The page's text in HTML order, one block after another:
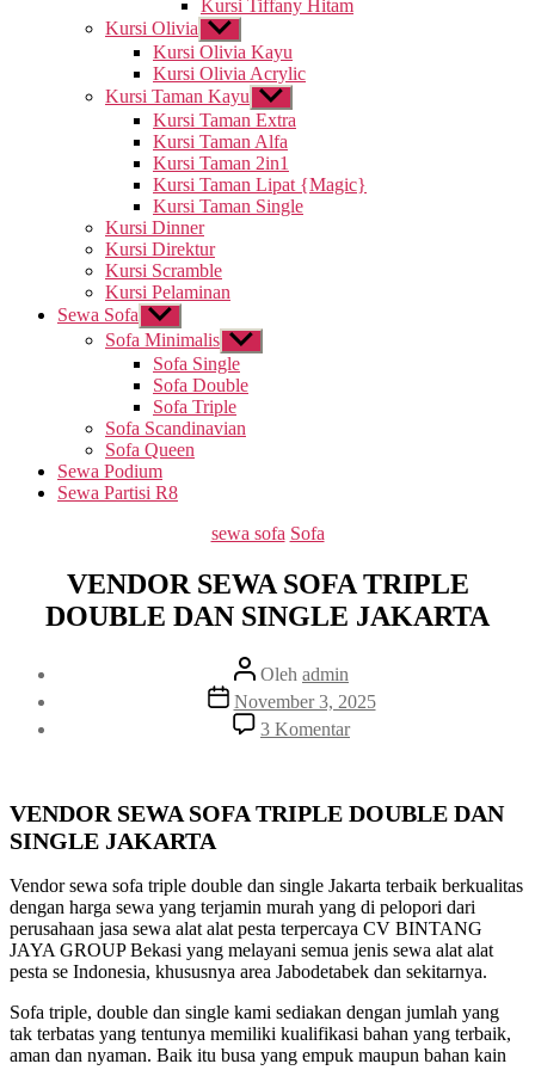
Kursi Tiffany Hitam
Kursi Olivia Tampilkan
sub
menu
Kursi Olivia Kayu
Kursi Olivia Acrylic
Kursi Taman Kayu Tampilkan
sub
menu
Kursi Taman Extra
Kursi Taman Alfa
Kursi Taman 2in1
Kursi Taman Lipat {Magic}
Kursi Taman Single
Kursi Dinner
Kursi Direktur
Kursi Scramble
Kursi Pelaminan
Sewa Sofa Tampilkan
sub
menu
Sofa Minimalis Tampilkan
sub
menu
Sofa Single
Sofa Double
Sofa Triple
Sofa Scandinavian
Sofa Queen
Sewa Podium
Sewa Partisi R8
Kategori
sewa sofa Sofa
VENDOR SEWA SOFA TRIPLE
DOUBLE DAN SINGLE JAKARTA
Penulis
artikel
Oleh admin
Tanggal
artikel
November 3, 2025
3 Komentarpada
VENDOR
TRIPLE
JAKARTA
VENDOR SEWA SOFA TRIPLE DOUBLE DAN
SINGLE JAKARTA
Vendor sewa sofa triple double dan single Jakarta terbaik berkualitas
dengan harga sewa yang terjamin murah yang di pelopori dari
perusahaan jasa sewa alat alat pesta terpercaya CV BINTANG
JAYA GROUP Bekasi yang melayani semua jenis sewa alat alat
pesta se Indonesia, khususnya area Jabodetabek dan sekitarnya.
Sofa triple, double dan single kami sediakan dengan jumlah yang
tak terbatas yang tentunya memiliki kualifikasi bahan yang terbaik,
aman dan nyaman. Baik itu busa yang empuk maupun bahan kain